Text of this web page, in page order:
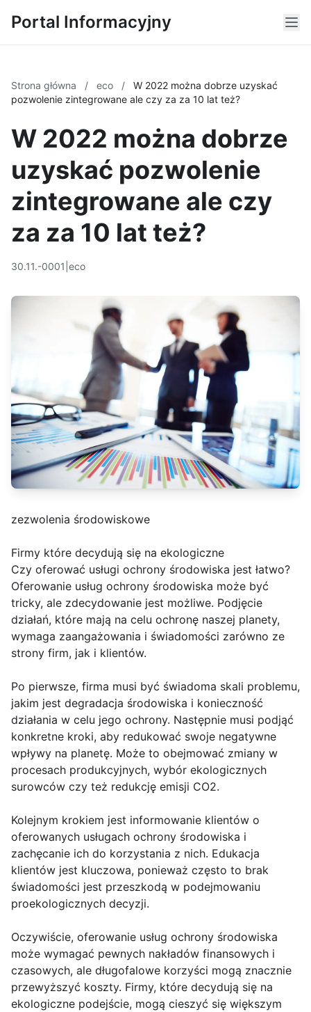
Portal Informacyjny
Strona główna / eco /
W 2022 można dobrze uzyskać
pozwolenie zintegrowane ale czy za za 10 lat też?
W 2022 można dobrze
uzyskać pozwolenie
zintegrowane ale czy
za za 10 lat też?
30.11.-0001 eco
zezwolenia środowiskowe
Firmy które decydują się na ekologiczne
Czy oferować usługi ochrony środowiska jest łatwo?
Oferowanie usług ochrony środowiska może być
tricky, ale zdecydowanie jest możliwe. Podjęcie
działań, które mają na celu ochronę naszej planety,
wymaga zaangażowania i świadomości zarówno ze
strony firm, jak i klientów.
Po pierwsze, firma musi być świadoma skali problemu,
jakim jest degradacja środowiska i konieczność
działania w celu jego ochrony. Następnie musi podjąć
konkretne kroki, aby redukować swoje negatywne
wpływy na planetę. Może to obejmować zmiany w
procesach produkcyjnych, wybór ekologicznych
surowców czy też redukcję emisji CO2.
Kolejnym krokiem jest informowanie klientów o
oferowanych usługach ochrony środowiska i
zachęcanie ich do korzystania z nich. Edukacja
klientów jest kluczowa, ponieważ często to brak
świadomości jest przeszkodą w podejmowaniu
proekologicznych decyzji.
Oczywiście, oferowanie usług ochrony środowiska
może wymagać pewnych nakładów finansowych i
czasowych, ale długofalowe korzyści mogą znacznie
przewyższyć koszty. Firmy, które decydują się na
ekologiczne podejście, mogą cieszyć się większym